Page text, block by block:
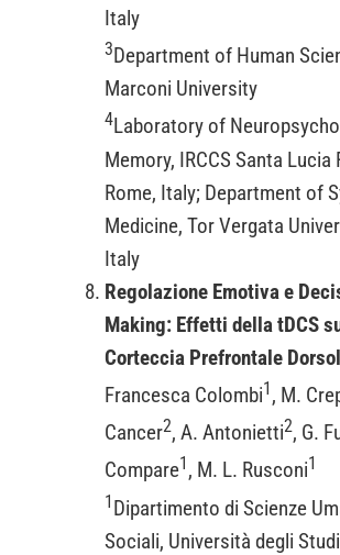
Italy
3Department of Human
Marconi University
4Laboratory of
Memory, IRCCS Santa Lucia
Rome, Italy; Department of
Medicine, Tor Vergata
Italy
Regolazione Emotiva e
Making: Effetti della tDCS
Corteccia Prefrontale
Francesca Colombi1 , M.
Cancer2, A. Antonietti2, G.
Compare1 , M. L. Rusconi1
1 Dipartimento di Scienze
Sociali, Università degli